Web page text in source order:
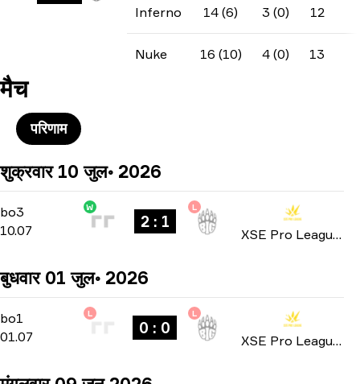
Inferno 14 (6) 3 (0) 12
Nuke 16 (10) 4 (0) 13
मैच
परिणाम
शुक्रवार 10 जुल॰ 2026
bo3 -bo3
10.07
W
2 : 1
L
XSE Pro League 2026
बुधवार 01 जुल॰ 2026
bo1 Group Stage
bo1
01.07
L
0 : 0
L
XSE Pro League 2026